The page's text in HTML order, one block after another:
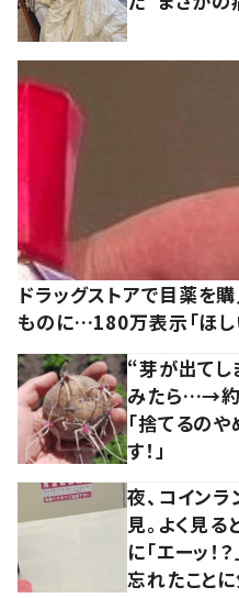
ドラッグストアで目薬を
ものに…180万表示「ほしい
“芽が出てし
みたら…→約
「捨てるのや
す！」
夜、コイン
見。よく見
に「エーッ！
忘れたことに